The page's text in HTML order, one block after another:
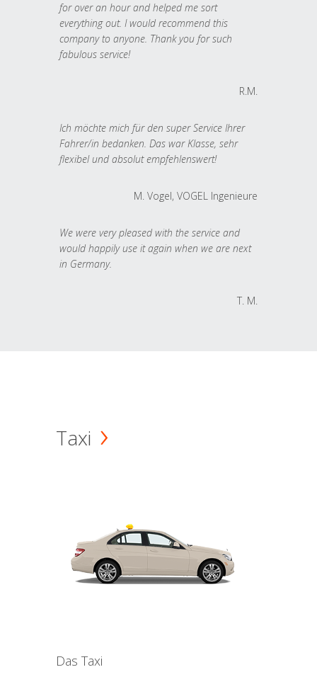
for over an hour and helped me sort
everything out. I would recommend this
company to anyone. Thank you for such
fabulous service!
R.M.
Ich möchte mich für den super Service Ihrer
Fahrer/in bedanken. Das war Klasse, sehr
flexibel und absolut empfehlenswert!
M. Vogel, VOGEL Ingenieure
We were very pleased with the service and
would happily use it again when we are next
in Germany.
T. M.
Taxi
Das Taxi